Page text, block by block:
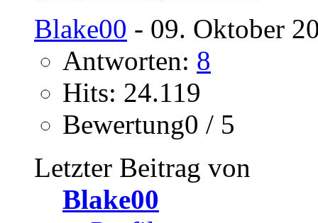
Blake00 - 09. Oktober
Antworten: 8
Hits: 24.119
Bewertung0 / 5
Letzter Beitrag von
Blake00